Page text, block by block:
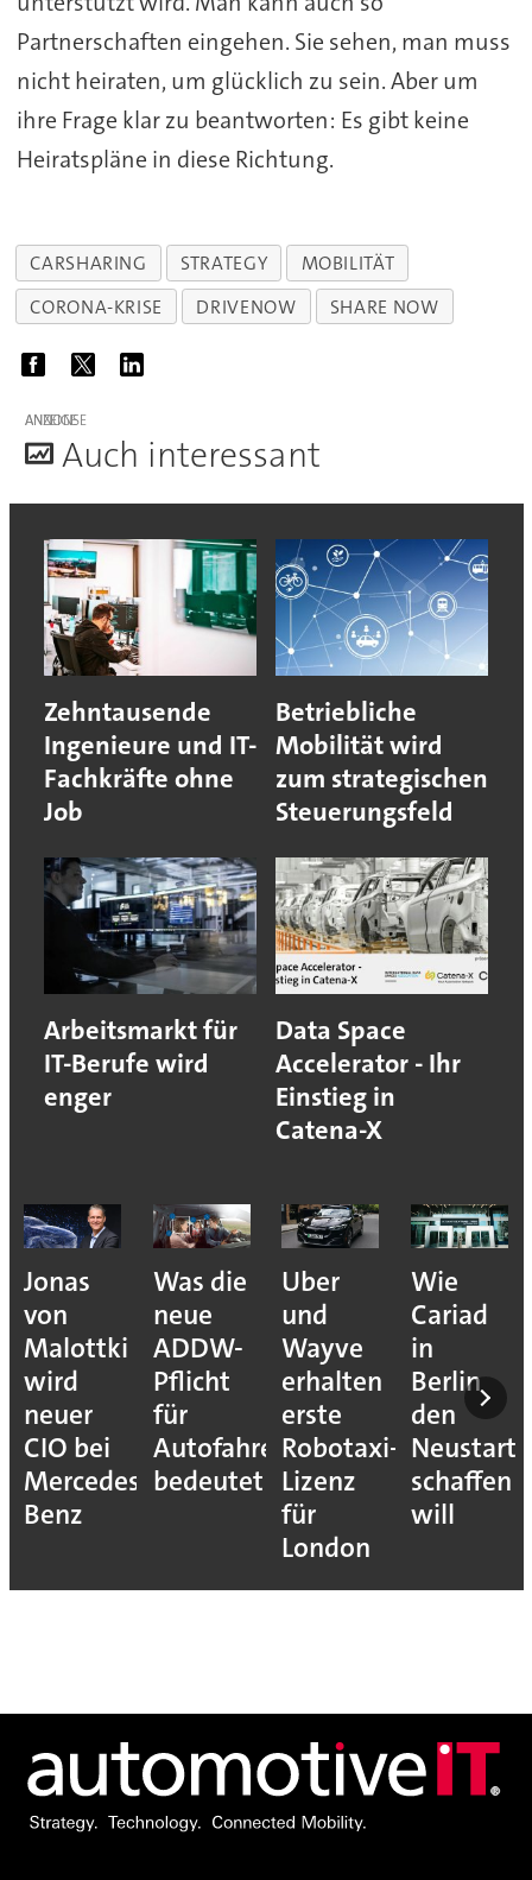
Partnerschaften eingehen. Sie sehen, man muss
nicht heiraten, um glücklich zu sein. Aber um
ihre Frage klar zu beantworten: Es gibt keine
Heiratspläne in diese Richtung.
CARSHARING STRATEGY
MOBILITÄT
CORONA-KRISE
DRIVENOW SHARE NOW
ANZEIGE
Auch interessant
Zehntausende
Ingenieure und IT-
Fachkräfte ohne
Job
Betriebliche
Mobilität wird
zum strategischen
Steuerungsfeld
Arbeitsmarkt für
IT-Berufe wird
enger
Data Space
Accelerator - Ihr
Einstieg in
Catena-X
Jonas
von
Malottki
wird
neuer
CIO bei
Mercedes-
Benz
Was die
neue
ADDW-
Pflicht
für
Autofahrer
bedeutet
Uber
und
Wayve
erhalten
erste
Robotaxi-
Lizenz
für
London
Wie
Cariad
in
Berlin
den
Neustart
schaffen
will